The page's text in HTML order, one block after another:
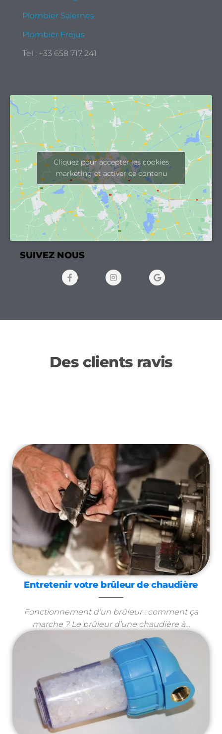
Cliquez pour accepter les cookies
marketing et activer ce contenu
SUIVEZ NOUS
Plombier Salernes
Plombier Fréjus
Tel : +33 658 717 241
Des clients ravis
Entretenir votre brûleur de chaudière
Fonctionnement d’un brûleur : comment ça
marche ? Le brûleur d’une chaudière à…